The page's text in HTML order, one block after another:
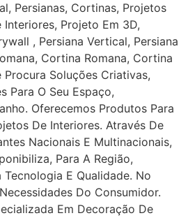
Persianas, Cortinas, Projetos
Projeto Em 3D,
, Persiana Vertical, Persiana
Cortina Romana, Cortina
Procura Soluções Criativas,
Para O Seu Espaço,
Oferecemos Produtos Para
De Interiores. Através De
Nacionais E Multinacionais,
Para A Região,
E Qualidade. No
Do Consumidor.
Em Decoração De